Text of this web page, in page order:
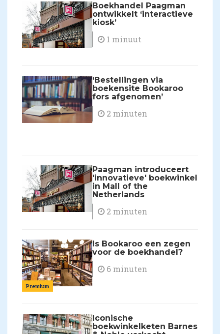
Boekhandel Paagman
ontwikkelt ‘interactieve
kiosk’
1 minuut
‘Bestellingen via
boekensite Bookaroo
fors afgenomen’
2 minuten
Paagman introduceert
'innovatieve' boekwinkel
in Mall of the
Netherlands
2 minuten
Premium
Is Bookaroo een zegen
voor de boekhandel?
6 minuten
Iconische
boekwinkelketen Barnes